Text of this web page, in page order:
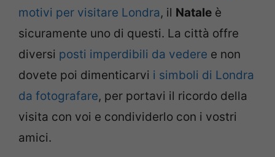
motivi per visitare Londra, il Natale è
sicuramente uno di questi. La città offre
diversi posti imperdibili da vedere e non
dovete poi dimenticarvi i simboli di Londra
da fotografare, per portavi il ricordo della
visita con voi e condividerlo con i vostri
amici.